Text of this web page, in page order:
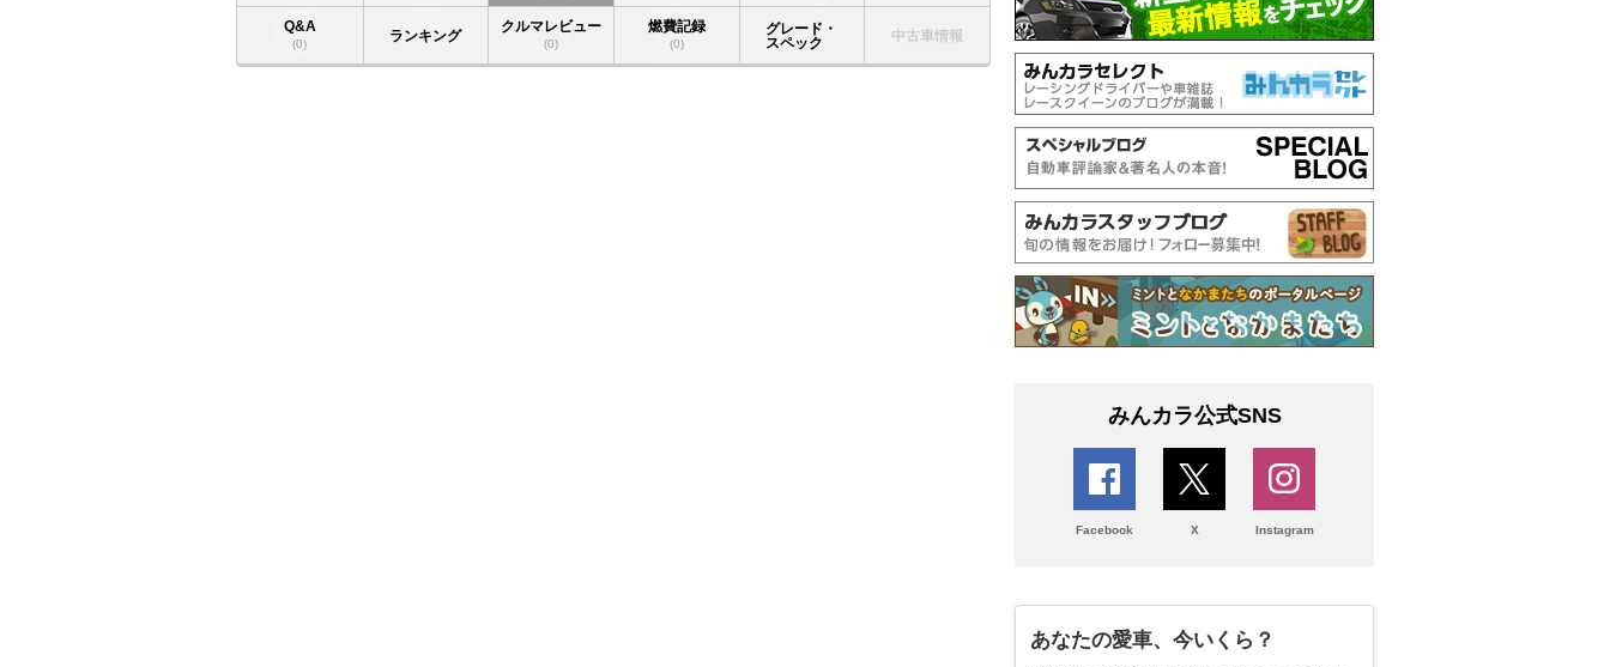
Q&A
(0) ランキング
クルマレビュー
(0)
燃費記録
(0)
グレード・
スペック
中古車情報
みんカラ公式SNS
Facebook X Instagram
あなたの愛車、今いくら？